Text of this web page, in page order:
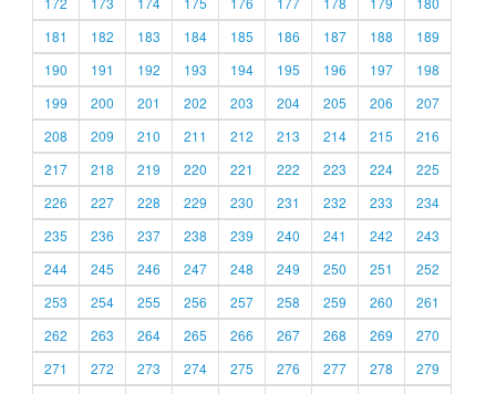
181
182 183 184 185 186 187 188
189
190
191 192 193 194 195 196 197
198
199
200 201 202 203 204 205 206
207
208
209 210 211 212 213 214 215
216
217
218 219 220 221 222 223 224
225
226
227 228 229 230 231 232 233
234
235
236 237 238 239 240 241 242
243
244
245 246 247 248 249 250 251
252
253
254 255 256 257 258 259 260
261
262
263 264 265 266 267 268 269
270
271
272 273 274 275 276 277 278
279